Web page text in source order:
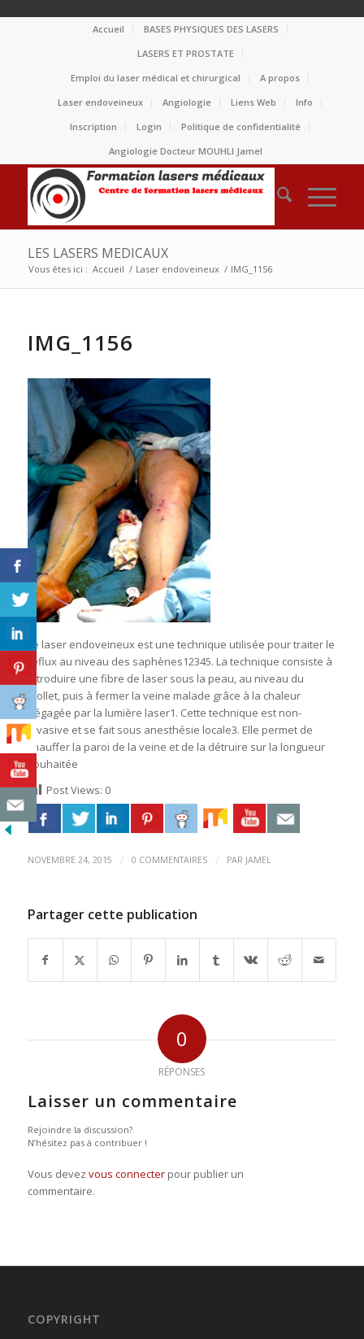
Accueil
BASES PHYSIQUES DES LASERS
LASERS ET PROSTATE
Emploi du laser médical et chirurgical
A propos
Laser endoveineux
Angiologie Liens Web
Info
Inscription
Login
Politique de confidentialité
Angiologie Docteur MOUHLI Jamel
LES LASERS MEDICAUX
Vous êtes ici : Accueil / Laser endoveineux / IMG_1156
IMG_1156
Le laser endoveineux est une technique utilisée pour traiter le
reflux au niveau des saphènes12345. La technique consiste à
introduire une fibre de laser sous la peau, au niveau du
mollet, puis à fermer la veine malade grâce à la chaleur
dégagée par la lumière laser1. Cette technique est non-
invasive et se fait sous anesthésie locale3. Elle permet de
chauffer la paroi de la veine et de la détruire sur la longueur
souhaitée
Post Views: 0
NOVEMBRE 24, 2015 / 0 COMMENTAIRES / PAR JAMEL
Partager cette publication
0
RÉPONSES
Laisser un commentaire
Rejoindre la discussion?
N’hésitez pas à contribuer !
Vous devez vous connecterpour publier un
commentaire.
COPYRIGHT